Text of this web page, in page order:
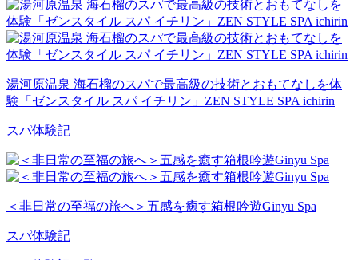
湯河原温泉 海石榴のスパで最高級の技術とおもてなしを体
験「ゼンスタイル スパ イチリン」ZEN STYLE SPA ichirin
スパ体験記
＜非日常の至福の旅へ＞五感を癒す箱根吟遊Ginyu Spa
スパ体験記